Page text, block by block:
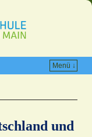
Menü ↓
und